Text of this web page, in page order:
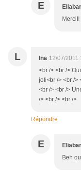
E Eliabar
Merci!!
L lna 12/07/2011
<br /> <br />
joli<br /> <br />
<br /> <br />
/> <br /> <br />
Répondre
E Eliabar
Beh